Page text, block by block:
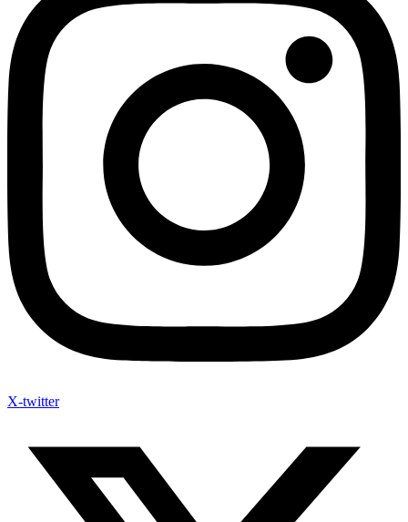
X-twitter